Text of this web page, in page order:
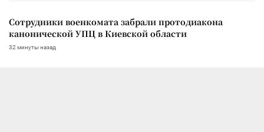
Сотрудники военкомата забрали протодиакона
канонической УПЦ в Киевской области
32 минуты назад